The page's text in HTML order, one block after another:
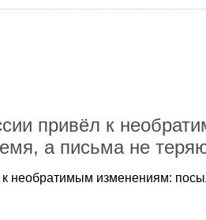
привёл к
а письма не
необратимым изменениям: